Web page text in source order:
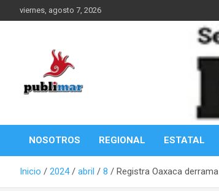
al
viernes, agosto 7, 2026
PubliMar
NOSOTROS REGIONAL ESTATAL
Inicio 2024 abril 8 Registra Oaxaca